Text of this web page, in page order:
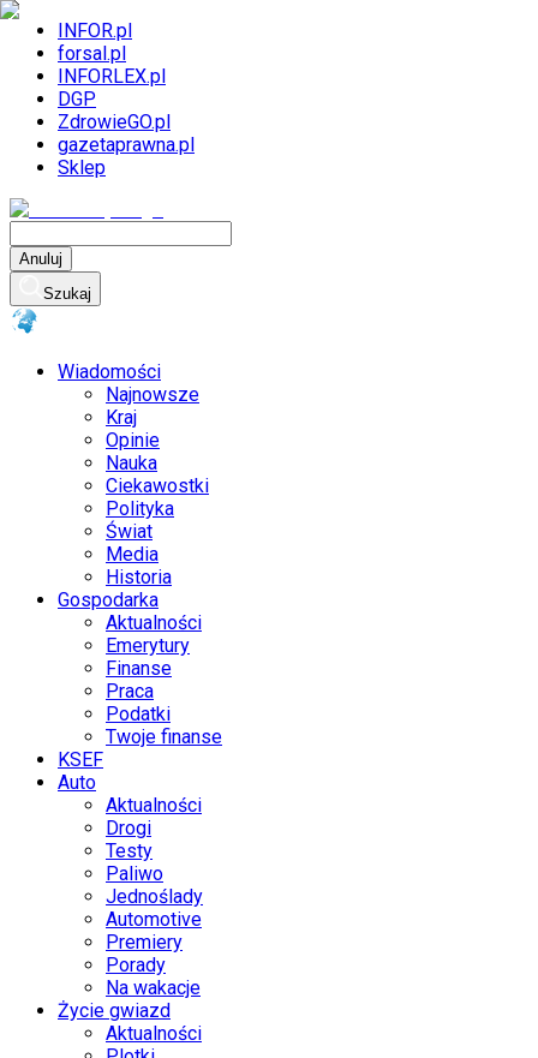
INFOR.pl
forsal.pl
INFORLEX.pl
DGP
ZdrowieGO.pl
gazetaprawna.pl
Sklep
Anuluj
Szukaj
Wiadomości
Najnowsze
Kraj
Opinie
Nauka
Ciekawostki
Polityka
Świat
Media
Historia
Gospodarka
Aktualności
Emerytury
Finanse
Praca
Podatki
Twoje finanse
KSEF
Auto
Aktualności
Drogi
Testy
Paliwo
Jednoślady
Automotive
Premiery
Porady
Na wakacje
Życie gwiazd
Aktualności